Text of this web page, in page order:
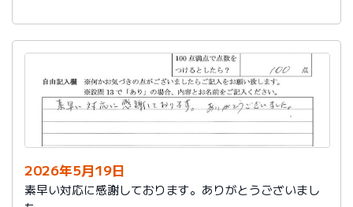
2026年5月19日
素早い対応に感謝しております。ありがとうございまし